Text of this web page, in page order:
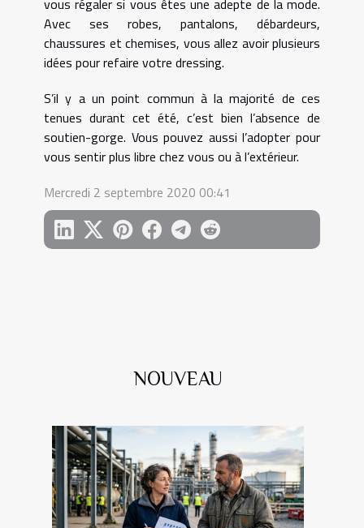
vous régaler si vous êtes une adepte de la mode.
Avec ses robes, pantalons, débardeurs,
chaussures et chemises, vous allez avoir plusieurs
idées pour refaire votre dressing.
S’il y a un point commun à la majorité de ces
tenues durant cet été, c’est bien l’absence de
soutien-gorge. Vous pouvez aussi l’adopter pour
vous sentir plus libre chez vous ou à l’extérieur.
Mercredi 2 septembre 2020 00:41
NOUVEAU